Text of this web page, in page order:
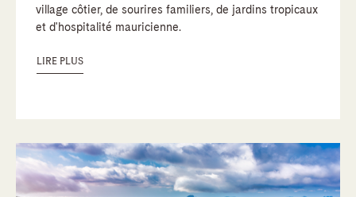
village côtier, de sourires familiers, de jardins tropicaux
et d'hospitalité mauricienne.
LIRE PLUS